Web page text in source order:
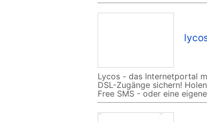
Lycos - das Internetportal
DSL-Zugänge sichern!
Free SMS - oder eine